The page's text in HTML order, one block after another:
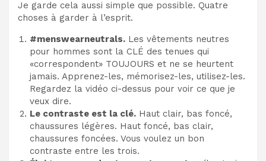
Je garde cela aussi simple que possible. Quatre
choses à garder à l’esprit.
#menswearneutrals. Les vêtements neutres
pour hommes sont la CLÉ des tenues qui
«correspondent» TOUJOURS et ne se heurtent
jamais. Apprenez-les, mémorisez-les, utilisez-les.
Regardez la vidéo ci-dessus pour voir ce que je
veux dire.
Le contraste est la clé. Haut clair, bas foncé,
chaussures légères. Haut foncé, bas clair,
chaussures foncées. Vous voulez un bon
contraste entre les trois.